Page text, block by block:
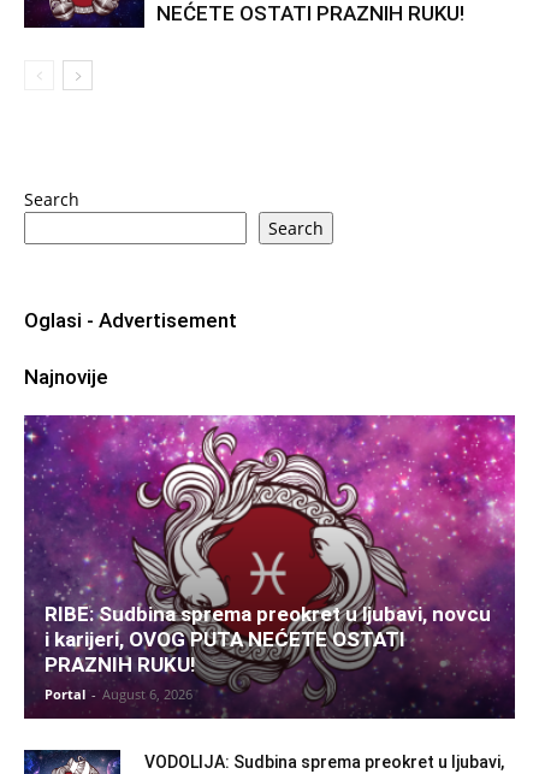
NEĆETE OSTATI PRAZNIH RUKU!
Search
Search
Oglasi - Advertisement
Najnovije
RIBE: Sudbina sprema preokret u ljubavi, novcu
i karijeri, OVOG PUTA NEĆETE OSTATI
PRAZNIH RUKU!
Portal - August 6, 2026
VODOLIJA: Sudbina sprema preokret u ljubavi,